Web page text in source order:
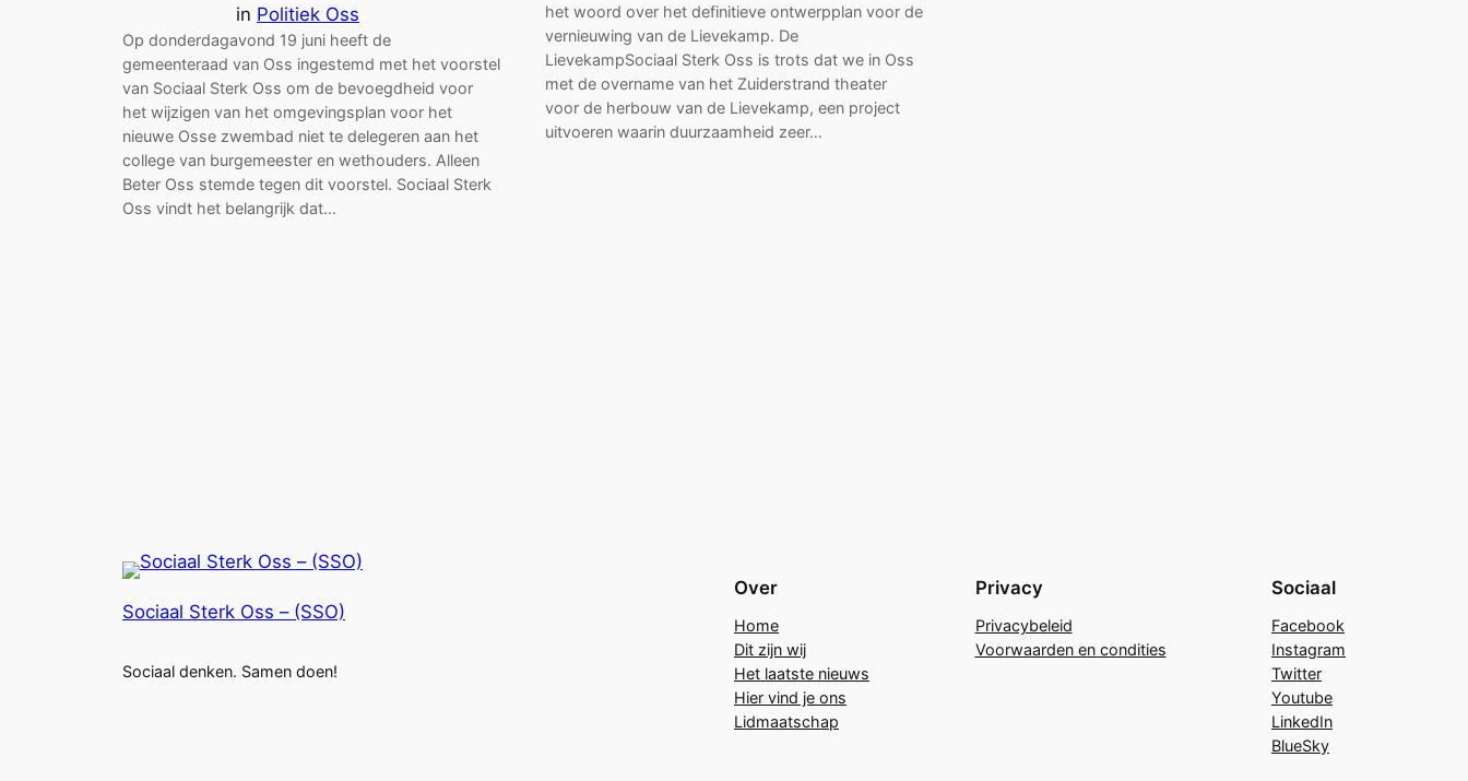
in Politiek Oss
Op donderdagavond 19 juni heeft de
gemeenteraad van Oss ingestemd met het voorstel
van Sociaal Sterk Oss om de bevoegdheid voor
het wijzigen van het omgevingsplan voor het
nieuwe Osse zwembad niet te delegeren aan het
college van burgemeester en wethouders. Alleen
Beter Oss stemde tegen dit voorstel. Sociaal Sterk
Oss vindt het belangrijk dat…
het woord over het definitieve ontwerpplan voor de
vernieuwing van de Lievekamp. De
LievekampSociaal Sterk Oss is trots dat we in Oss
met de overname van het Zuiderstrand theater
voor de herbouw van de Lievekamp, een project
uitvoeren waarin duurzaamheid zeer…
Sociaal Sterk Oss – (SSO)
Sociaal denken. Samen doen!
Over
Home
Dit zijn wij
Het laatste nieuws
Hier vind je ons
Lidmaatschap
Privacy
Privacybeleid
Voorwaarden en condities
Sociaal
Facebook
Instagram
Twitter
Youtube
LinkedIn
BlueSky